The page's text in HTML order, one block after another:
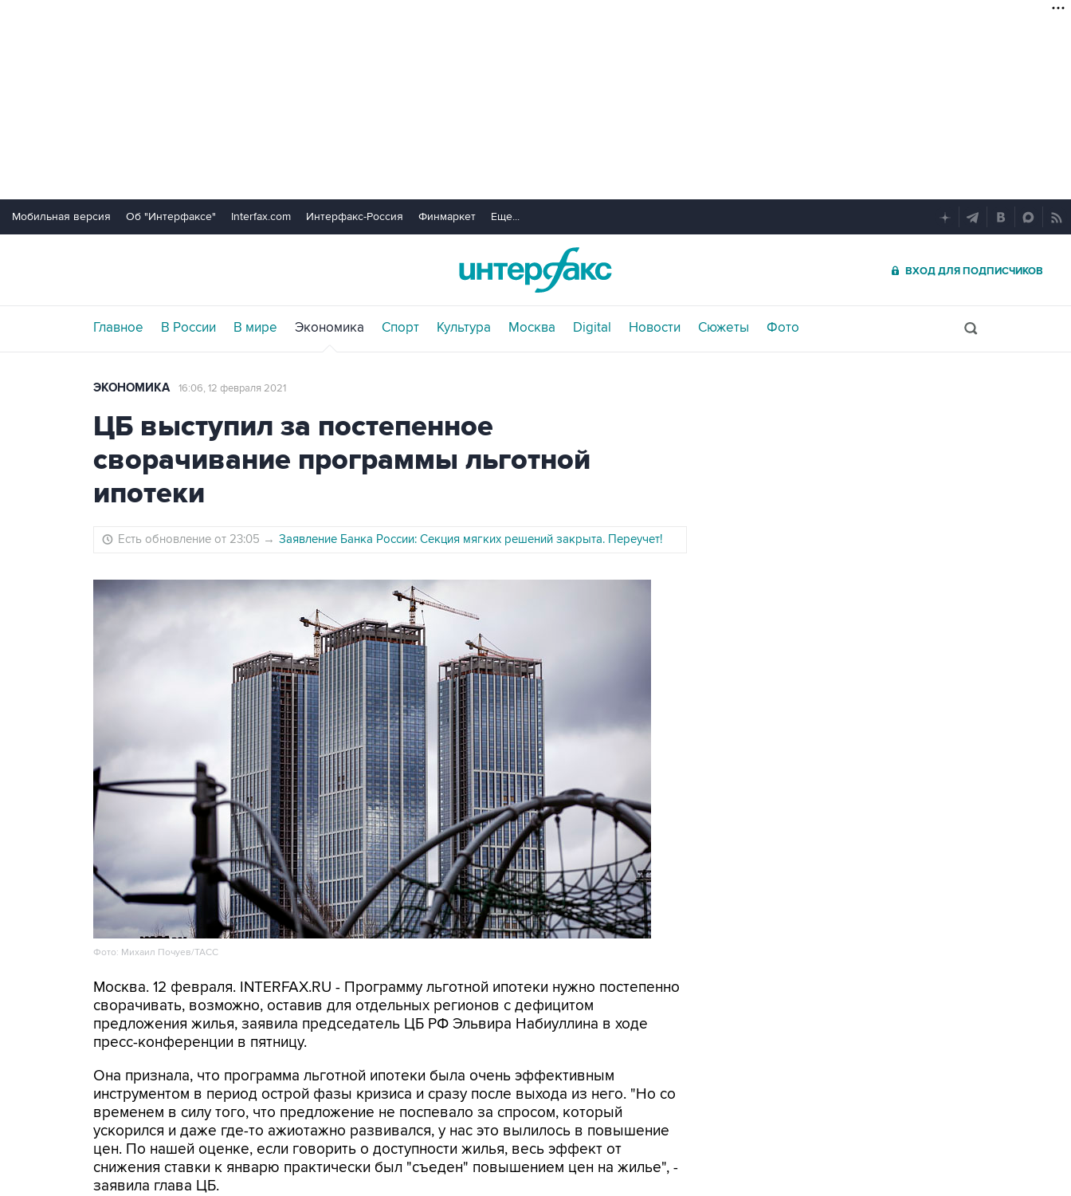
Мобильная версия Об "Интерфаксе" Interfax.com Интерфакс-Россия Финмаркет Еще...
ВХОД ДЛЯ ПОДПИСЧИКОВ
Главное В России В мире Экономика Спорт Культура Москва Digital Новости Сюжеты Фото
ЭКОНОМИКА 16:06, 12 февраля 2021
ЦБ выступил за постепенное
сворачивание программы льготной
ипотеки
Есть обновление от 23:05 → Заявление Банка России: Секция мягких решений закрыта. Переучет!
Фото: Михаил Почуев/ТАСС
Москва. 12 февраля. INTERFAX.RU - Программу льготной ипотеки нужно постепенно
сворачивать, возможно, оставив для отдельных регионов с дефицитом
предложения жилья, заявила председатель ЦБ РФ Эльвира Набиуллина в ходе
пресс-конференции в пятницу.
Она признала, что программа льготной ипотеки была очень эффективным
инструментом в период острой фазы кризиса и сразу после выхода из него. "Но со
временем в силу того, что предложение не поспевало за спросом, который
ускорился и даже где-то ажиотажно развивался, у нас это вылилось в повышение
цен. По нашей оценке, если говорить о доступности жилья, весь эффект от
снижения ставки к январю практически был "съеден" повышением цен на жилье", -
заявила глава ЦБ.